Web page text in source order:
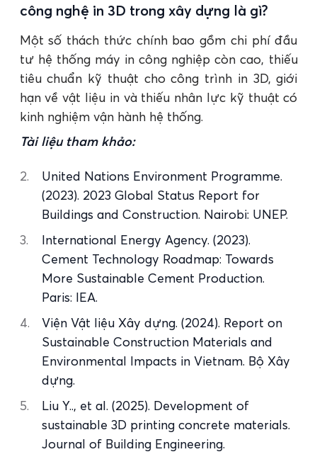
công nghệ in 3D trong xây dựng là gì?
Một số thách thức chính bao gồm chi phí đầu
tư hệ thống máy in công nghiệp còn cao, thiếu
tiêu chuẩn kỹ thuật cho công trình in 3D, giới
hạn về vật liệu in và thiếu nhân lực kỹ thuật có
kinh nghiệm vận hành hệ thống.
Tài liệu tham khảo:
United Nations Environment Programme.
(2023). 2023 Global Status Report for
Buildings and Construction. Nairobi: UNEP.
International Energy Agency. (2023).
Cement Technology Roadmap: Towards
More Sustainable Cement Production.
Paris: IEA.
Viện Vật liệu Xây dựng. (2024). Report on
Sustainable Construction Materials and
Environmental Impacts in Vietnam. Bộ Xây
dựng.
Liu Y.., et al. (2025). Development of
sustainable 3D printing concrete materials.
Journal of Building Engineering.